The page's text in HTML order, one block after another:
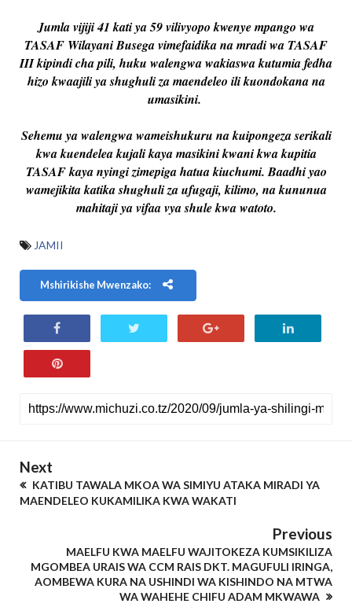
Jumla vijiji 41 kati ya 59 vilivyopo kwenye mpango wa
TASAF Wilayani Busega vimefaidika na mradi wa TASAF
III kipindi cha pili, huku walengwa wakiaswa kutumia fedha
hizo kwaajili ya shughuli za maendeleo ili kuondokana na
umasikini.
Sehemu ya walengwa wameishukuru na kuipongeza serikali
kwa kuendelea kujali kaya masikini kwani kwa kupitia
TASAF kaya nyingi zimepiga hatua kiuchumi. Baadhi yao
wamejikita katika shughuli za ufugaji, kilimo, na kununua
mahitaji ya vifaa vya shule kwa watoto.
JAMII
Mshirikishe Mwenzako:
Next
KATIBU TAWALA MKOA WA SIMIYU ATAKA MIRADI YA
MAENDELEO KUKAMILIKA KWA WAKATI
Previous
MAELFU KWA MAELFU WAJITOKEZA KUMSIKILIZA
MGOMBEA URAIS WA CCM RAIS DKT. MAGUFULI IRINGA,
AOMBEWA KURA NA USHINDI WA KISHINDO NA MTWA
WA WAHEHE CHIFU ADAM MKWAWA